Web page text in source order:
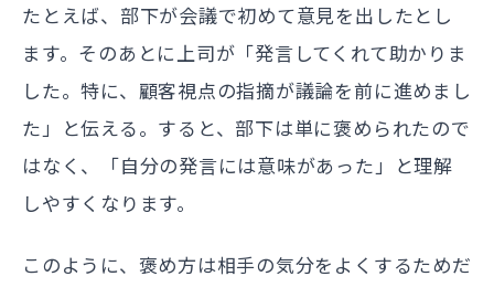
たとえば、部下が会議で初めて意見を出したとし
ます。そのあとに上司が「発言してくれて助かりま
した。特に、顧客視点の指摘が議論を前に進めまし
た」と伝える。すると、部下は単に褒められたので
はなく、「自分の発言には意味があった」と理解
しやすくなります。
このように、褒め方は相手の気分をよくするためだ